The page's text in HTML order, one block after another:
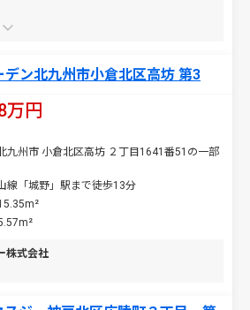
デン北九州市小倉北区高坊 第3
万円
九州市 小倉北区高坊 ２丁目1641番51の一部
線「城野」駅まで徒歩13分
株式会社